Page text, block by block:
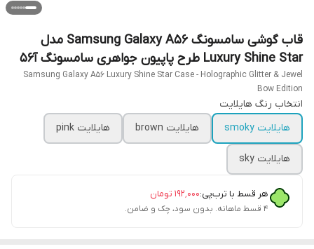
قاب گوشی سامسونگ Samsung Galaxy A56 مدل
Luxury Shine Star طرح پاپیون جواهری سامسونگ آ۵۶
Samsung Galaxy A56 Luxury Shine Star Case - Holographic Glitter & Jewel
Bow Edition
انتخاب رنگ هایلایت
هایلایت smoky
هایلایت brown هایلایت pink
هایلایت sky
هر قسط با ترب‌پی:۱۹۲٬۰۰۰ تومان
۴ قسط ماهانه. بدون سود، چک و ضامن.